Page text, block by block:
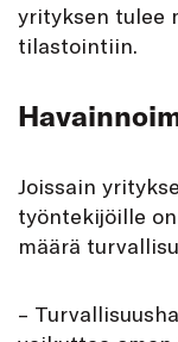
yrityksen tulee
tilastointiin.
Joissain
työntekijöille
määrä
–